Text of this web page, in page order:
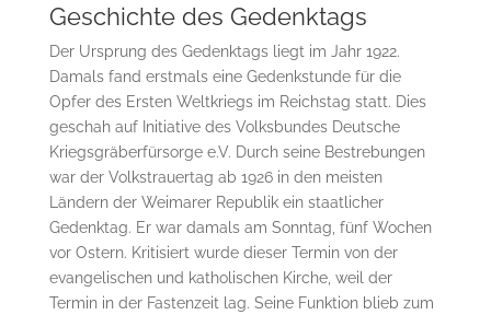
Geschichte des Gedenktags
Der Ursprung des Gedenktags liegt im Jahr 1922.
Damals fand erstmals eine Gedenkstunde für die
Opfer des Ersten Weltkriegs im Reichstag statt. Dies
geschah auf Initiative des Volksbundes Deutsche
Kriegsgräberfürsorge e.V. Durch seine Bestrebungen
war der Volkstrauertag ab 1926 in den meisten
Ländern der Weimarer Republik ein staatlicher
Gedenktag. Er war damals am Sonntag, fünf Wochen
vor Ostern. Kritisiert wurde dieser Termin von der
evangelischen und katholischen Kirche, weil der
Termin in der Fastenzeit lag. Seine Funktion blieb zum